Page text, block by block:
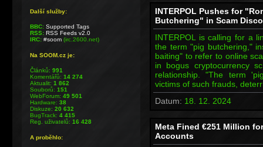
INTERPOL Pushes for
Butchering" in Scam
INTERPOL is calling for a
the term "pig butchering,"
baiting" to refer to online
in bogus cryptocurrency
relationship. "The term
victims of such frauds,
Datum: 18. 12. 2024
Meta Fined €251 Million
Accounts
Další služby:
BBC: Supported Tags
RSS: RSS Feeds v2.0
IRC: #soom(irc.2600.net)
Na SOOM.cz je:
Článků:991
Komentářů:14 274
Aktualit:1 862
Souborů:151
WebForum:49 501
Hardware:38
Diskuze:20 632
BugTrack:4 415
Reg. uživatelů:16 428
A proběhlo: